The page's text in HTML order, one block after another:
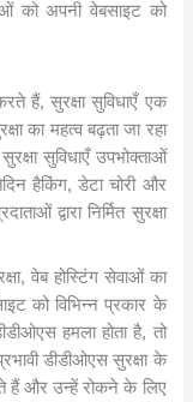
को अपनी वेबसाइट को
हैं, सुरक्षा सुविधाएँ एक
का महत्व बढ़ता जा रहा
सुरक्षा सुविधाएँ उपभोक्ताओं
हैकिंग, डेटा चोरी और
द्वारा निर्मित सुरक्षा
वेब होस्टिंग सेवाओं का
को विभिन्न प्रकार के
हमला होता है, तो
डीडीओएस सुरक्षा के
हैं और उन्हें रोकने के लिए